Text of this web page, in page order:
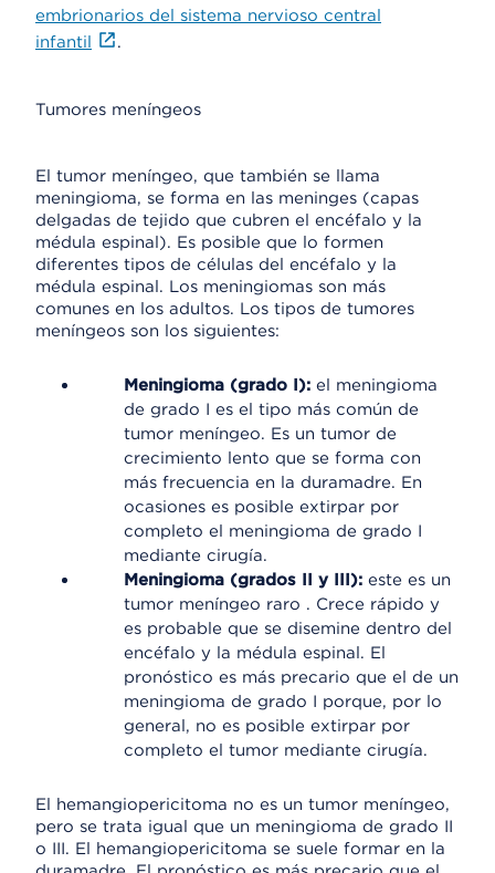
embrionarios del sistema nervioso central
infantil
.
Tumores meníngeos
El tumor meníngeo, que también se llama
meningioma, se forma en las meninges (capas
delgadas de tejido que cubren el encéfalo y la
médula espinal). Es posible que lo formen
diferentes tipos de células del encéfalo y la
médula espinal. Los meningiomas son más
comunes en los adultos. Los tipos de tumores
meníngeos son los siguientes:
Meningioma (grado I): el meningioma
de grado I es el tipo más común de
tumor meníngeo. Es un tumor de
crecimiento lento que se forma con
más frecuencia en la duramadre. En
ocasiones es posible extirpar por
completo el meningioma de grado I
mediante cirugía.
Meningioma (grados II y III): este es un
tumor meníngeo raro . Crece rápido y
es probable que se disemine dentro del
encéfalo y la médula espinal. El
pronóstico es más precario que el de un
meningioma de grado I porque, por lo
general, no es posible extirpar por
completo el tumor mediante cirugía.
El hemangiopericitoma no es un tumor meníngeo,
pero se trata igual que un meningioma de grado II
o III. El hemangiopericitoma se suele formar en la